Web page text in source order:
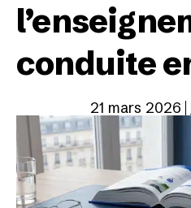
conduite
21 mars 2026